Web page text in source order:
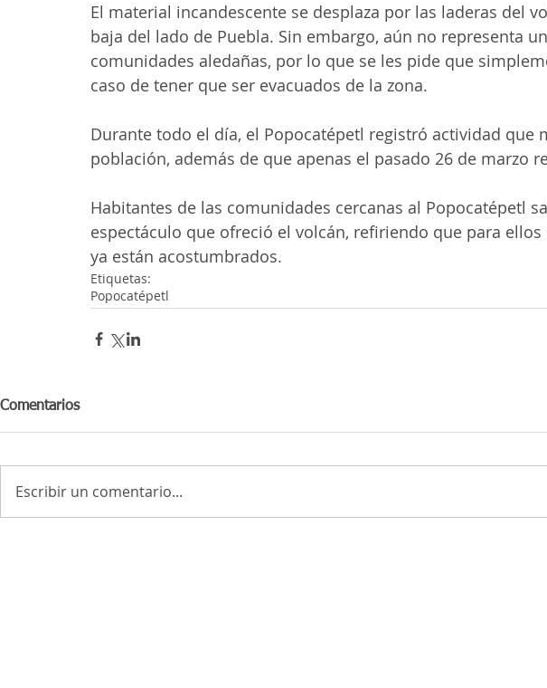
El material incandescente se desplaza por las laderas del
baja del lado de Puebla. Sin embargo, aún no representa
comunidades aledañas, por lo que se les pide que
caso de tener que ser evacuados de la zona.
Durante todo el día, el Popocatépetl registró actividad que
población, además de que apenas el pasado 26 de marzo
Habitantes de las comunidades cercanas al Popocatépetl
espectáculo que ofreció el volcán, refiriendo que para
ya están acostumbrados.
Etiquetas:
Popocatépetl
Comentarios
Escribir un comentario...